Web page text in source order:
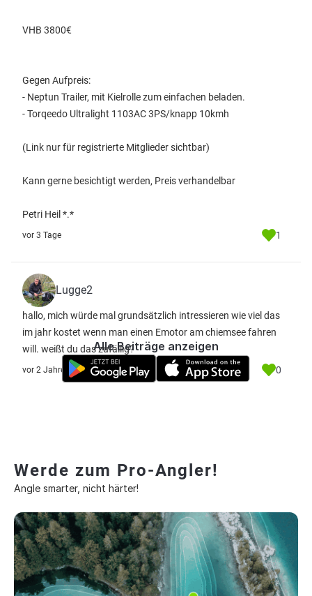
VHB 3800€
Gegen Aufpreis:
- Neptun Trailer, mit Kielrolle zum einfachen beladen.
- Torqeedo Ultralight 1103AC 3PS/knapp 10kmh
(Link nur für registrierte Mitglieder sichtbar)
Kann gerne besichtigt werden, Preis verhandelbar
Petri Heil *.*
vor 3 Tage 1
Lugge2
hallo, mich würde mal grundsätzlich intressieren wie viel das
im jahr kostet wenn man einen Emotor am chiemsee fahren
will. weißt du das zufällig?
vor 2 Jahre 0
Alle Beiträge anzeigen
Werde zum Pro-Angler!
Angle smarter, nicht härter!